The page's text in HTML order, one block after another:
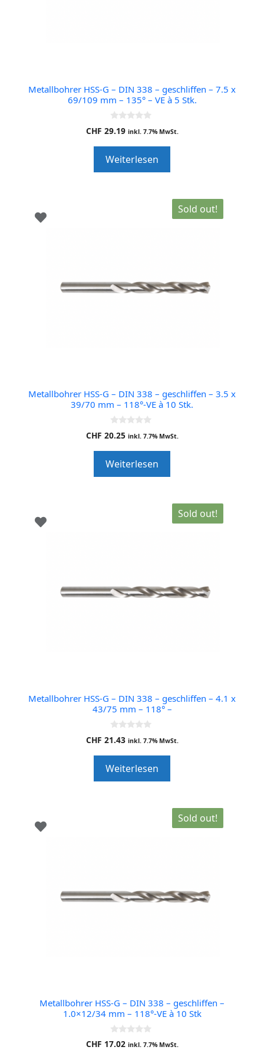
Metallbohrer HSS-G – DIN 338 – geschliffen – 7.5 x
69/109 mm – 135° – VE à 5 Stk.
0
o
o
f
5
CHF 29.19 inkl. 7.7% MwSt.
Weiterlesen
Sold out!
Metallbohrer HSS-G – DIN 338 – geschliffen – 3.5 x
39/70 mm – 118°-VE à 10 Stk.
0
o
o
f
5
CHF 20.25 inkl. 7.7% MwSt.
Weiterlesen
Sold out!
Metallbohrer HSS-G – DIN 338 – geschliffen – 4.1 x
43/75 mm – 118° –
0
o
o
f
5
CHF 21.43 inkl. 7.7% MwSt.
Weiterlesen
Sold out!
Metallbohrer HSS-G – DIN 338 – geschliffen –
1.0×12/34 mm – 118°-VE à 10 Stk
0
o
CHF 17.02 inkl. 7.7% MwSt.